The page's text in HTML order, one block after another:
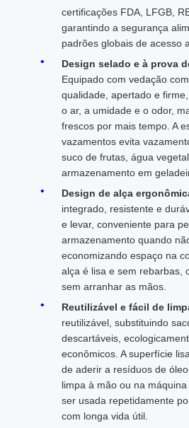
certificações FDA, LFGB,
garantindo a segurança
padrões globais de acesso
Design selado e à prova
Equipado com vedação
qualidade, apertado e
o ar, a umidade e o odor,
frescos por mais tempo. A
vazamentos evita
suco de frutas, água
armazenamento em
Design de alça
integrado, resistente e
e levar, conveniente para
armazenamento quando
economizando espaço na
alça é lisa e sem rebarbas,
sem arranhar as mãos.
Reutilizável e fácil de
reutilizável, substituindo
descartáveis,
econômicos. A superfície
de aderir a resíduos de
limpa à mão ou na
ser usada repetidamente
com longa vida útil.